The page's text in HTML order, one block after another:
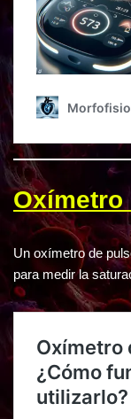
Oxímetro
Un oxímetro de
para medir la